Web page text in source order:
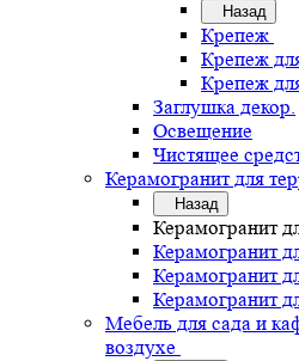
Назад
Крепеж
Крепеж
Крепеж
Заглушка декор.
Освещение
Чистящее
Керамогранит для
Назад
Керамогранит
Керамогранит
Керамогранит
Керамогранит
Мебель для сада и
воздухе